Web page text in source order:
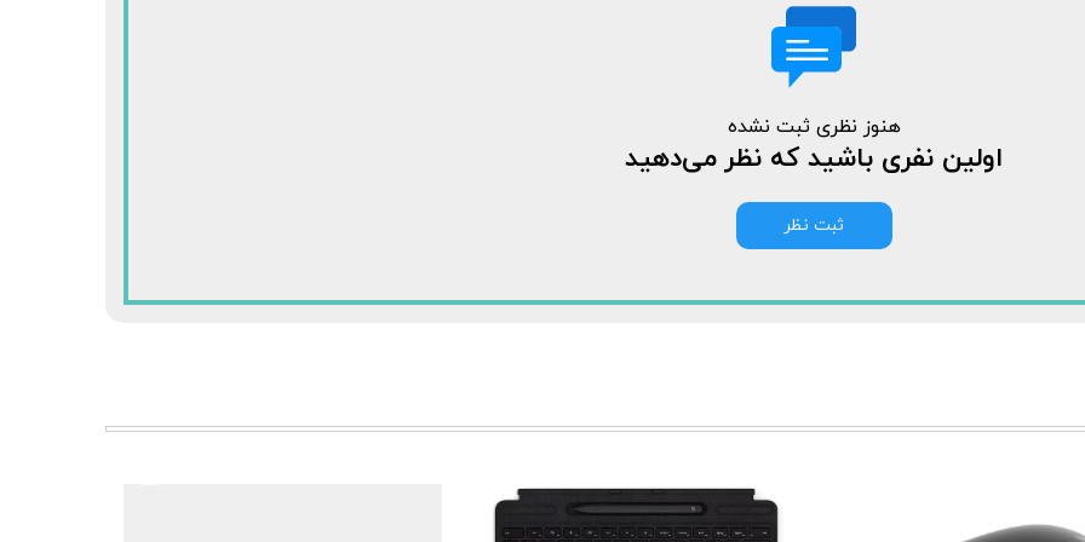
هنوز نظری ثبت نشده
اولین نفری باشید که نظر می‌دهید
ثبت نظر